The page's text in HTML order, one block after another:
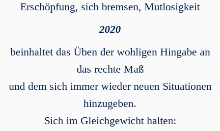
Erschöpfung, sich bremsen, Mutlosigkeit
2020
beinhaltet das Üben der wohligen Hingabe an
das rechte Maß
und dem sich immer wieder neuen Situationen
hinzugeben.
Sich im Gleichgewicht halten: